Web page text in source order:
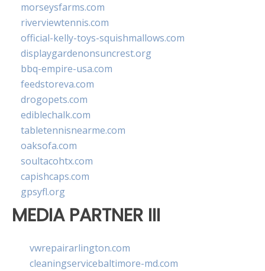
morseysfarms.com
riverviewtennis.com
official-kelly-toys-squishmallows.com
displaygardenonsuncrest.org
bbq-empire-usa.com
feedstoreva.com
drogopets.com
ediblechalk.com
tabletennisnearme.com
oaksofa.com
soultacohtx.com
capishcaps.com
gpsyfl.org
MEDIA PARTNER III
vwrepairarlington.com
cleaningservicebaltimore-md.com